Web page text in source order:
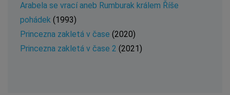
Arabela se vrací aneb Rumburak králem Říše
pohádek (1993)
Princezna zakletá v čase (2020)
Princezna zakletá v čase 2 (2021)